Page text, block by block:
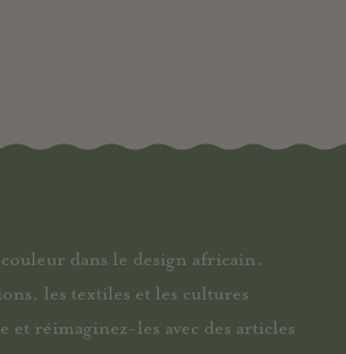
dans le design africain.
les textiles et les cultures
et réimaginez-les avec des articles